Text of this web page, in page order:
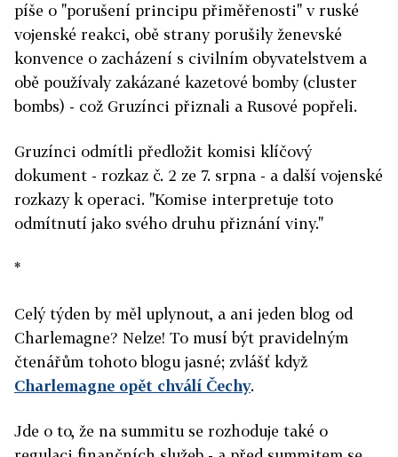
píše o "porušení principu přiměřenosti" v ruské
vojenské reakci, obě strany porušily ženevské
konvence o zacházení s civilním obyvatelstvem a
obě používaly zakázané kazetové bomby (cluster
bombs) - což Gruzínci přiznali a Rusové popřeli.
Gruzínci odmítli předložit komisi klíčový
dokument - rozkaz č. 2 ze 7. srpna - a další vojenské
rozkazy k operaci. "Komise interpretuje toto
odmítnutí jako svého druhu přiznání viny."
*
Celý týden by měl uplynout, a ani jeden blog od
Charlemagne? Nelze! To musí být pravidelným
čtenářům tohoto blogu jasné; zvlášť když
Charlemagne opět chválí Čechy.
Jde o to, že na summitu se rozhoduje také o